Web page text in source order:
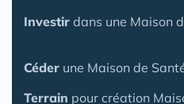
Investir dans une Maison
Céder une Maison de
Terrain pour création